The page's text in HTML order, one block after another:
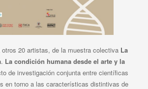
otros 20 artistas, de la muestra colectiva La
. La condición humana desde el arte y la
de investigación conjunta entre científicas
en torno a las características distintivas de